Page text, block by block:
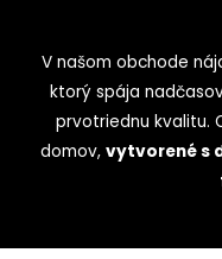
V našom obchode
ktorý spája
prvotriednu kvalitu.
domov, vytvorené s